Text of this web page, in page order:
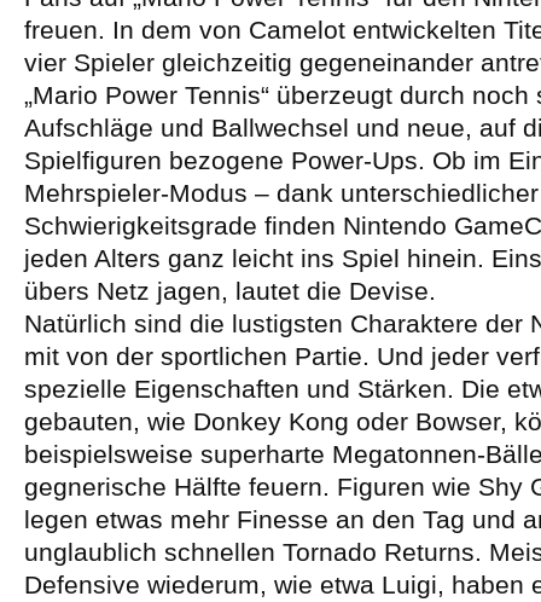
freuen. In dem von Camelot entwickelten
vier Spieler gleichzeitig gegeneinander
„Mario Power Tennis“ überzeugt durch noch
Aufschläge und Ballwechsel und neue, auf
Spielfiguren bezogene Power-Ups. Ob im
Mehrspieler-Modus – dank unterschiedlicher
Schwierigkeitsgrade finden Nintendo
jeden Alters ganz leicht ins Spiel hinein.
übers Netz jagen, lautet die Devise.
Natürlich sind die lustigsten Charaktere der
mit von der sportlichen Partie. Und jeder
spezielle Eigenschaften und Stärken. Die
gebauten, wie Donkey Kong oder Bowser,
beispielsweise superharte Megatonnen-
gegnerische Hälfte feuern. Figuren wie Shy
legen etwas mehr Finesse an den Tag und
unglaublich schnellen Tornado Returns.
Defensive wiederum, wie etwa Luigi, haben